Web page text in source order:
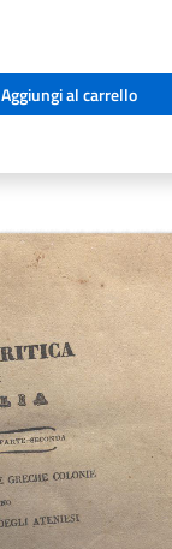
Aggiungi al carrello